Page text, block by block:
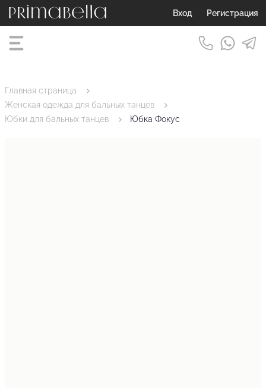
Вход Регистрация
Главная страница
Женская одежда для бальных танцев
Юбки для бальных танцев
Юбка Фокус